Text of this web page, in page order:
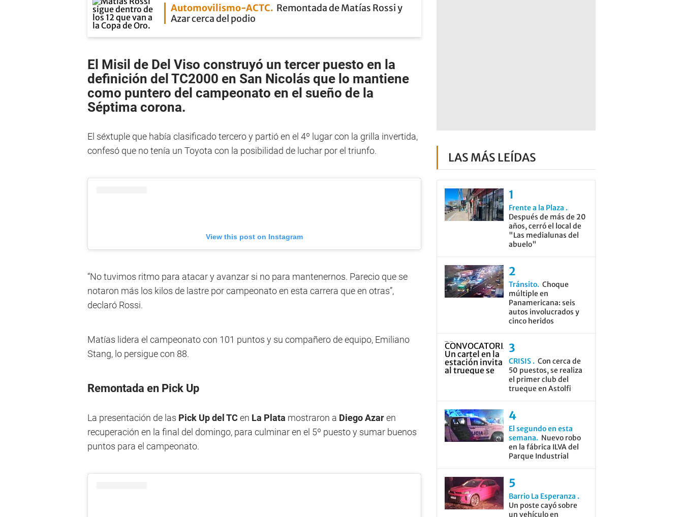
Automovilismo-ACTC
Remontada de Matías Rossi y
Azar cerca del podio
El Misil de Del Viso construyó un tercer puesto en la
definición del TC2000 en San Nicolás que lo mantiene
como puntero del campeonato en el sueño de la
Séptima corona.
El séxtuple que había clasificado tercero y partió en el 4º lugar con la grilla invertida,
confesó que no tenía un Toyota con la posibilidad de luchar por el triunfo.
View this post on Instagram
“No tuvimos ritmo para atacar y avanzar si no para mantenernos. Parecio que se
notaron más los kilos de lastre por campeonato en esta carrera que en otras”,
declaró Rossi.
Matías lidera el campeonato con 101 puntos y su compañero de equipo, Emiliano
Stang, lo persigue con 88.
Remontada en Pick Up
La presentación de las Pick Up del TC en La Plata mostraron a Diego Azaren
recuperación en la final del domingo, para culminar en el 5º puesto y sumar buenos
puntos para el campeonato.
LAS MÁS LEÍDAS
Frente a la Plaza
Después de más de 20
años, cerró el local de
"Las medialunas del
abuelo"
Tránsito Choque
múltiple en
Panamericana: seis
autos involucrados y
cinco heridos
CRISIS
Con cerca de
50 puestos, se realiza
el primer club del
trueque en Astolfi
El segundo en esta
semana
Nuevo robo
en la fábrica ILVA del
Parque Industrial
Barrio La Esperanza
Un poste cayó sobre
un vehículo en